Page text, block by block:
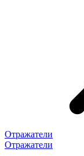
Отражатели
Отражатели